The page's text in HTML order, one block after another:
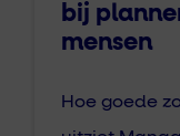
bij
mensen
Hoe goede